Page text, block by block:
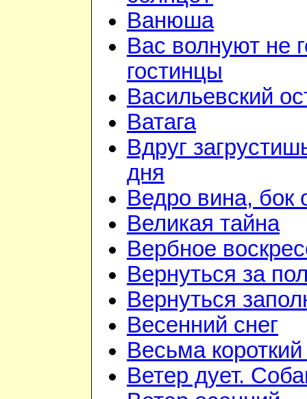
Ванюша
Вас волнуют не
гостинцы
Васильевский
Ватага
Вдруг
дня
Ведро вина, бок
Великая тайна
Вербное
Вернуться за
Вернуться
Весенний снег
Весьма
Ветер дует.